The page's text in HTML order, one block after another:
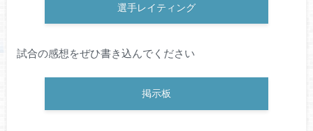
選手レイティング
試合の感想をぜひ書き込んでください
掲示板